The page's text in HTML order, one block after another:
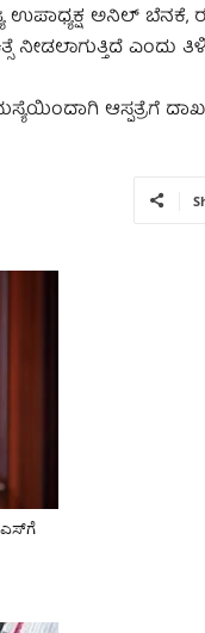
ಉಪಾಧ್ಯಕ್ಷ ಅನಿಲ್
ಎಂದು
ಆಸ್ಪತ್ರೆಗೆ